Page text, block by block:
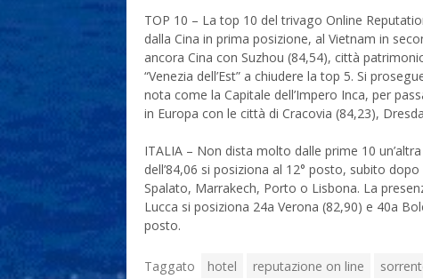
TOP 10 – La top 10 del trivago Online
dalla Cina in prima posizione, al Vietnam in
ancora Cina con Suzhou (84,54), città
“Venezia dell’Est” a chiudere la top 5. Si
nota come la Capitale dell’Impero Inca, per
in Europa con le città di Cracovia (84,23),
ITALIA – Non dista molto dalle prime 10
dell’84,06 si posiziona al 12° posto, subito
Spalato, Marrakech, Porto o Lisbona. La
Lucca si posiziona 24a Verona (82,90) e 40a
posto.
Taggato hotel reputazione on line